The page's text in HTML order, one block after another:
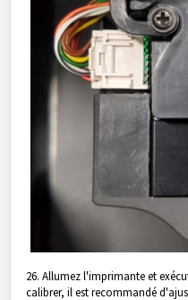
26. Allumez l'imprimante et
calibrer, il est recommandé